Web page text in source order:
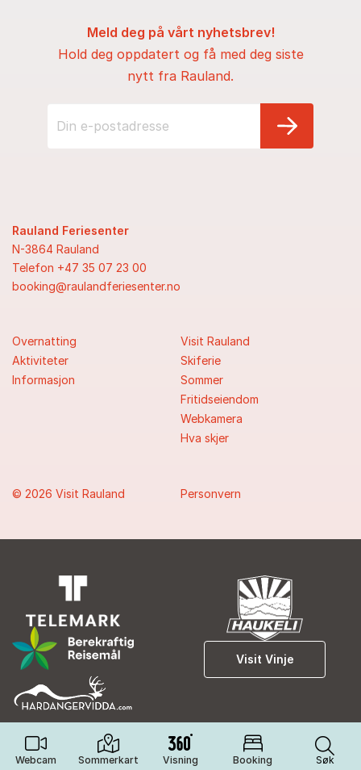
Webcam Sommerkart Visning Booking Søk
Rauland Feriesenter
N-3864 Rauland
Telefon +47 35 07 23 00
booking@raulandferiesenter.no
Overnatting
Aktiviteter
Informasjon
Visit Rauland
Skiferie
Sommer
Fritidseiendom
Webkamera
Hva skjer
Meld deg på vårt nyhetsbrev!
Hold deg oppdatert og få med deg siste
nytt fra Rauland.
© 2026 Visit Rauland Personvern
Visit Vinje